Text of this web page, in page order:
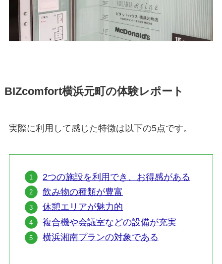
BIZcomfort横浜元町の体験レポート
実際に利用して感じた特徴は以下の5点です。
2つの施設を利用でき、お得感がある
飲み物の種類が豊富
休憩エリアが魅力的
複合機や会議室などの設備が充実
横浜湘南プランの対象である